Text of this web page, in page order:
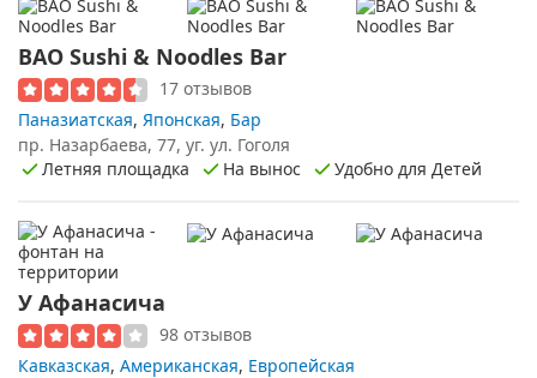
BAO Sushi & Noodles Bar
17 отзывов
Паназиатская, Японская, Бар
пр. Назарбаева, 77, уг. ул. Гоголя
Летняя площадка
На вынос Удобно для Детей
У Афанасича
98 отзывов
Кавказская, Американская, Европейская